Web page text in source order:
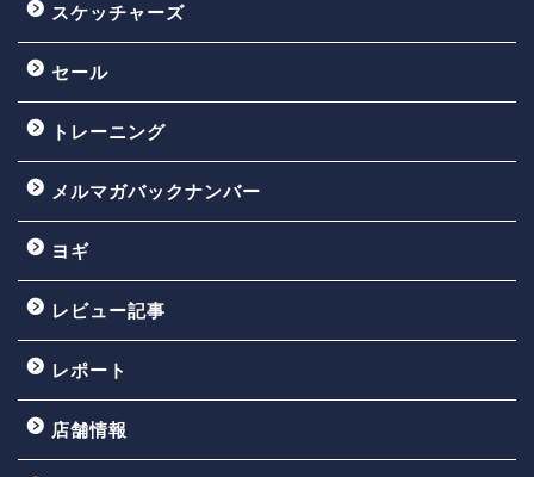
スケッチャーズ
セール
トレーニング
メルマガバックナンバー
ヨギ
レビュー記事
レポート
店舗情報